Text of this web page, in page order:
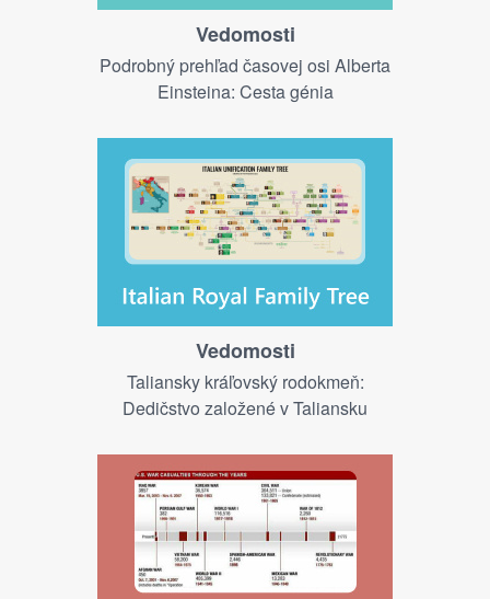
Vedomosti
Podrobný prehľad časovej osi Alberta
Einsteina: Cesta génia
Vedomosti
Taliansky kráľovský rodokmeň:
Dedičstvo založené v Taliansku